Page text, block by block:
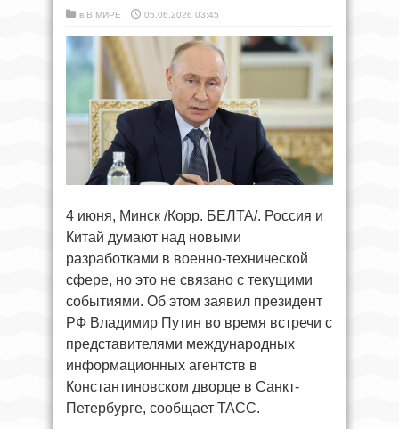
в В МИРЕ 05.06.2026 03:45
4 июня, Минск /Корр. БЕЛТА/. Россия и
Китай думают над новыми
разработками в военно-технической
сфере, но это не связано с текущими
событиями. Об этом заявил президент
РФ Владимир Путин во время встречи с
представителями международных
информационных агентств в
Константиновском дворце в Санкт-
Петербурге, сообщает ТАСС.